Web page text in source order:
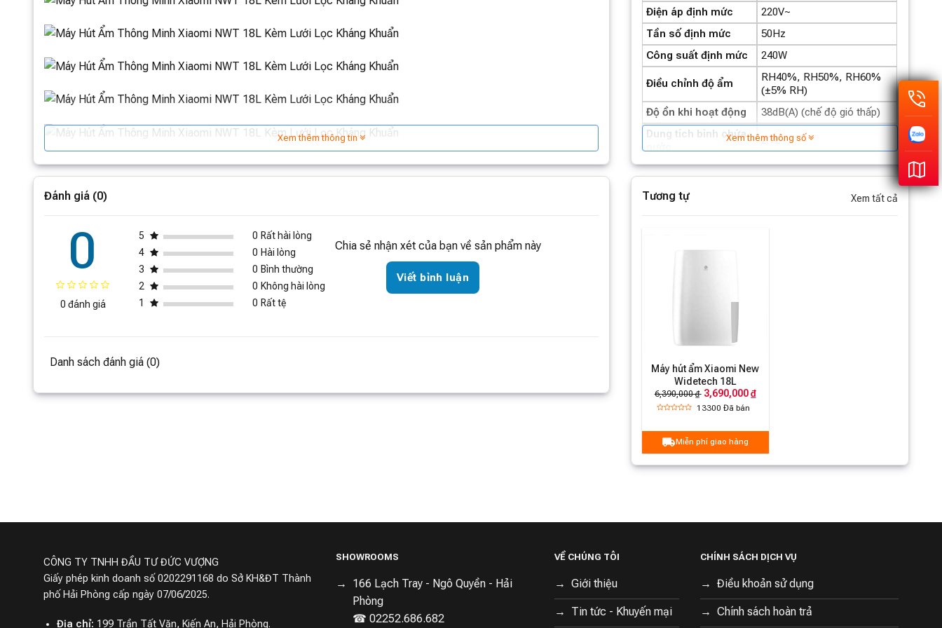
Xem thêm thông tin
Điện áp định mức
220V~
Tần số định mức
50Hz
Công suất định mức
240W
Điều chỉnh độ ẩm
RH40%, RH50%, RH60%
(±5% RH)
Độ ồn khi hoạt động
38dB(A) (chế độ gió thấp)
Dung tích bình chứa
2.7L
Thời gian hẹn giờ
Tối đa 24 giờ (qua ứng dụng
Diện tích áp dụng
Xem thêm thông số
Đánh giá (0)
0
0 đánh giá
5 0 Rất hài lòng
4
0 Hài lòng
3
0 Bình thường
2
0 Không hài lòng
1
0 Rất tệ
Chia sẻ nhận xét của bạn về sản phẩm này
Viết bình luận
Danh sách đánh giá (0)
Tương tự Xem tất cả
Máy hút ẩm Xiaomi New
Widetech 18L
6,390,000 ₫ 3,690,000 ₫
13300 Đã bán
Miễn phí giao hàng
CÔNG TY TNHH ĐẦU TƯ ĐỨC VƯỢNG
Giấy phép kinh doanh số 0202291168 do Sở KH&ĐT Thành
phố Hải Phòng cấp ngày 07/06/2025.
Địa chỉ: 199 Trần Tất Văn, Kiến An, Hải Phòng.
SHOWROOMS
166 Lạch Tray - Ngô Quyền - Hải
Phòng
☎ 02252.686.682
VỀ CHÚNG TÔI
Giới thiệu
Tin tức - Khuyến mại
CHÍNH SÁCH DỊCH VỤ
Điều khoản sử dụng
Chính sách hoàn trả